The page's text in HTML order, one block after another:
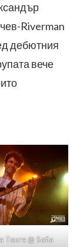
Riverman
дебютния
вече
Toure @ Sofia